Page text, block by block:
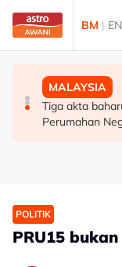
Skip to main content
BM | EN
MALAYSIA
Bekas
meninggal
DUNIA
China kecam
wilayah
MALAYSIA
Tiga akta
Perumahan
POLITIK
PRU15